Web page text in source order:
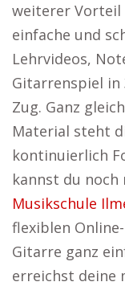
weiterer Vorteil
einfache und
Lehrvideos,
Gitarrenspiel
Zug. Ganz
Material steht
kontinuierlich
kannst du
Musikschule
flexiblen
Gitarre ganz
erreichst deine